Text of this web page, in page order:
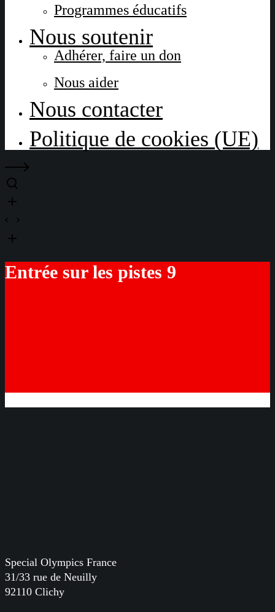
Programmes éducatifs
Nous soutenir
Adhérer, faire un don
Nous aider
Nous contacter
Politique de cookies (UE)
Entrée sur les pistes 9
Special Olympics France
31/33 rue de Neuilly
92110 Clichy